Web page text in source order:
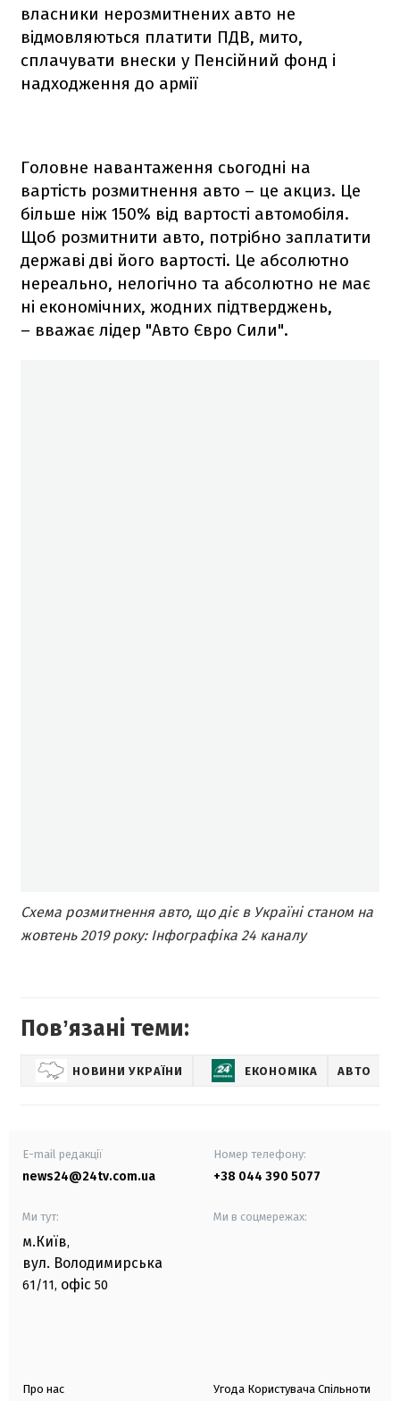
власники нерозмитнених авто не
відмовляються платити ПДВ, мито,
сплачувати внески у Пенсійний фонд і
надходження до армії
Головне навантаження сьогодні на
вартість розмитнення авто – це акциз. Це
більше ніж 150% від вартості автомобіля.
Щоб розмитнити авто, потрібно заплатити
державі дві його вартості. Це абсолютно
нереально, нелогічно та абсолютно не має
ні економічних, жодних підтверджень,
– вважає лідер "Авто Євро Сили".
Схема розмитнення авто, що діє в Україні станом на
жовтень 2019 року: Інфографіка 24 каналу
Повʼязані теми:
НОВИНИ УКРАЇНИ ЕКОНОМІКА АВТО
E-mail редакції
news24@24tv.com.ua
Номер телефону:
+38 044 390 5077
Ми тут:
м.Київ,
вул. Володимирська
61/11, офіс 50
Ми в соцмережах:
Про нас Угода Користувача Спільноти